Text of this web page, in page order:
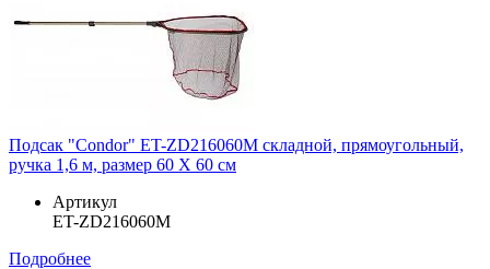
Подсак "Condor" ET-ZD216060M складной, прямоугольный,
ручка 1,6 м, размер 60 Х 60 см
Артикул
ET-ZD216060M
Подробнее